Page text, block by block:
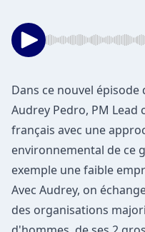
Dans ce nouvel
Audrey Pedro, PM Lead
français avec une
environnemental de ce
exemple une faible
Avec Audrey, on
des organisations